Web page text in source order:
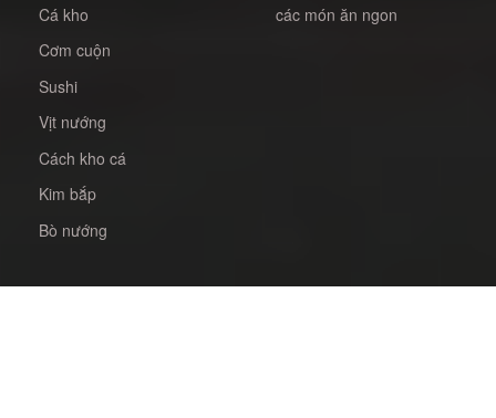
Cá kho
Cơm cuộn
Sushi
Vịt nướng
Cách kho cá
Kim bắp
Bò nướng
các món ăn ngon